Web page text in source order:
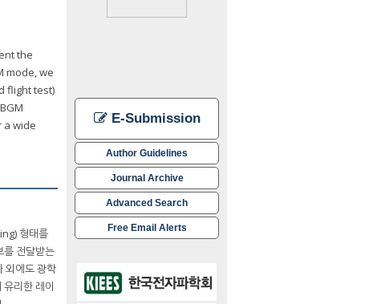
E-Submission
Author Guidelines
Journal Archive
Advanced Search
Free Email Alerts
the
mode, we
flight test)
a wide
형태를
를 전달받는
외에도 광학
리한 레이